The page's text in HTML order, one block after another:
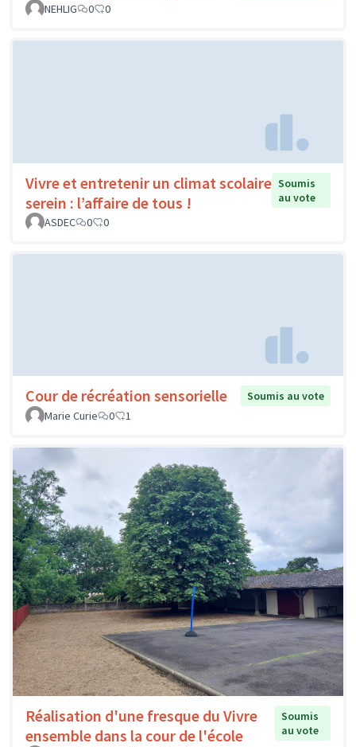
NEHLIG
0 0
Vivre et entretenir un climat scolaire
serein : l’affaire de tous !
Soumis
au vote
ASDEC
0 0
Cour de récréation sensorielle
Soumis au vote
Marie Curie
0 1
Réalisation d'une fresque du Vivre
ensemble dans la cour de l'école
Soumis
au vote